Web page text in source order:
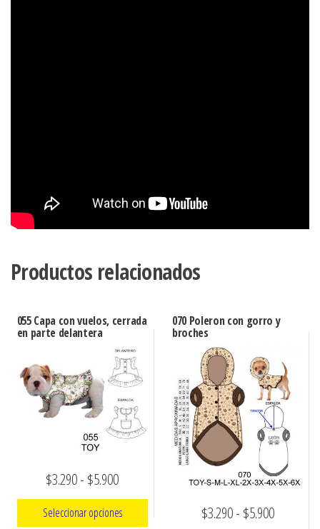
Productos relacionados
055 Capa con vuelos, cerrada
en parte delantera
$3.290- $5.900Rango
de
Seleccionar opciones
070 Poleron con gorro y
broches
$3.290- $5.900Rango